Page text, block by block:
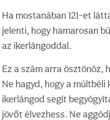
Ha mostanában 121-et
jelenti, hogy hamarosan
az ikerlángoddal.
Ez a szám arra ösztönöz,
Ne hagyd, hogy a
ikerlángod segít
jövőt élvezhess. Ne